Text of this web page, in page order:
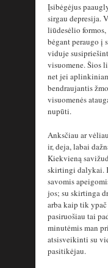
Įsibėgėjus
sirgau depresija.
liūdesėlio
bėgant peraugo į
viduje
visuomene. Šios
net jei
bendraujantis
visuomenės
nupūti.
Anksčiau ar
ir, deja, labai
Kiekvieną
skirtingi dalykai.
savomis
jos; su skirtinga
arba kaip tik
pasiruošiau tai
minutėmis man
atsisveikinti su
pasitikėjau.